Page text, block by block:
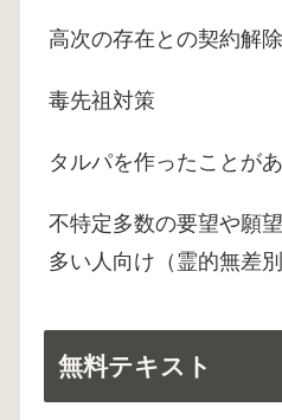
高次の存在との契約解除
毒先祖対策
タルパを作ったことが
不特定多数の要望や願
多い人向け（霊的無差別
無料テキスト